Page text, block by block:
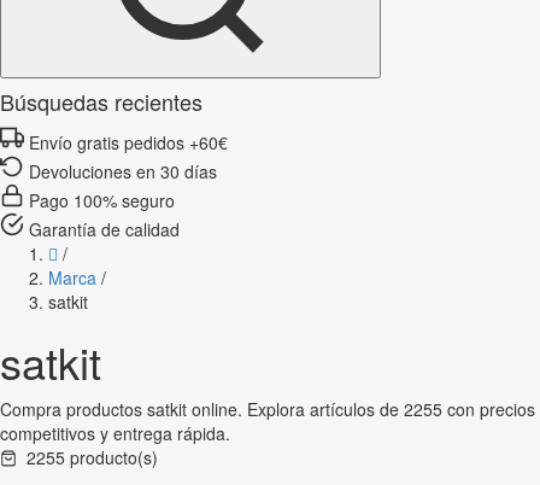
Búsquedas recientes
Envío gratis pedidos +60€
Devoluciones en 30 días
Pago 100% seguro
Garantía de calidad
/
Marca /
satkit
satkit
Compra productos satkit online. Explora artículos de 2255 con precios
competitivos y entrega rápida.
2255 producto(s)